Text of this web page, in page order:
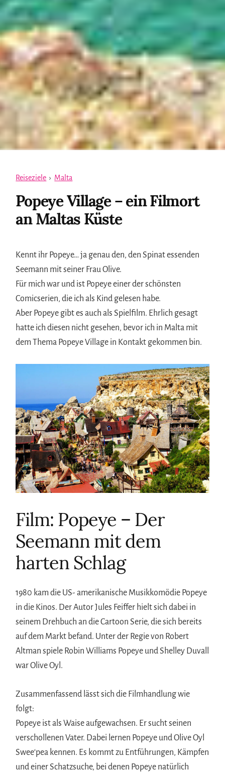
Reiseziele › Malta
Popeye Village – ein Filmort
an Maltas Küste
Kennt ihr Popeye… ja genau den, den Spinat essenden
Seemann mit seiner Frau Olive.
Für mich war und ist Popeye einer der schönsten
Comicserien, die ich als Kind gelesen habe.
Aber Popeye gibt es auch als Spielfilm. Ehrlich gesagt
hatte ich diesen nicht gesehen, bevor ich in Malta mit
dem Thema Popeye Village in Kontakt gekommen bin.
Film: Popeye – Der
Seemann mit dem
harten Schlag
1980 kam die US- amerikanische Musikkomödie Popeye
in die Kinos. Der Autor Jules Feiffer hielt sich dabei in
seinem Drehbuch an die Cartoon Serie, die sich bereits
auf dem Markt befand. Unter der Regie von Robert
Altman spiele Robin Williams Popeye und Shelley Duvall
war Olive Oyl.
Zusammenfassend lässt sich die Filmhandlung wie
folgt:
Popeye ist als Waise aufgewachsen. Er sucht seinen
verschollenen Vater. Dabei lernen Popeye und Olive Oyl
Swee‘pea kennen. Es kommt zu Entführungen, Kämpfen
und einer Schatzsuche, bei denen Popeye natürlich